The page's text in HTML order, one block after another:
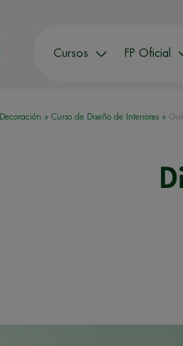
Cursos FP Oficial
Decoración » Curso de Diseño de Interiores »